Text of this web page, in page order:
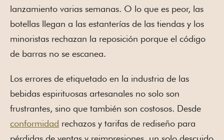
lanzamiento varias semanas. O lo que es peor, las
botellas llegan a las estanterías de las tiendas y los
minoristas rechazan la reposición porque el código
de barras no se escanea.
Los errores de etiquetado en la industria de las
bebidas espirituosas artesanales no solo son
frustrantes, sino que también son costosos. Desde
conformidad rechazos y tarifas de rediseño para